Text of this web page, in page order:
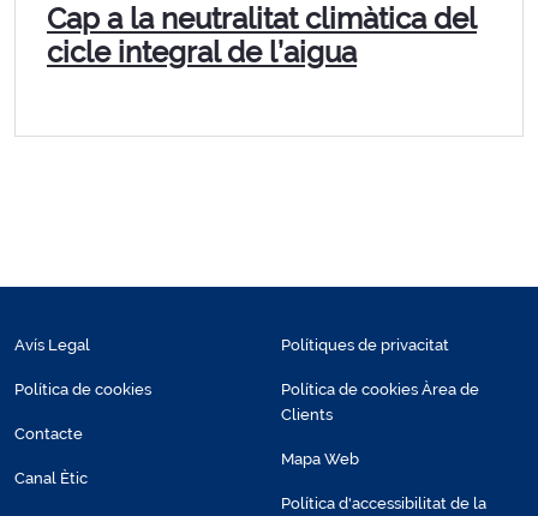
Cap a la neutralitat climàtica del
cicle integral de l’aigua
Avís Legal
Política de cookies
Contacte
Canal Ètic
Polítiques de privacitat
Política de cookies Àrea de
Clients
Mapa Web
Política d'accessibilitat de la